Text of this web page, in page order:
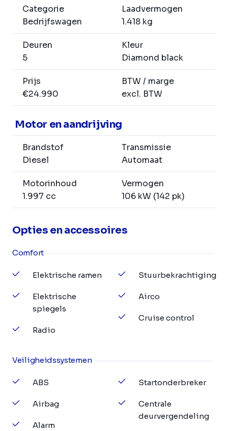
Categorie
Bedrijfswagen
Laadvermogen
1.418 kg
Deuren
5
Kleur
Diamond black
Prijs
€24.990
BTW / marge
excl. BTW
Motor en aandrijving
Brandstof
Diesel
Transmissie
Automaat
Motorinhoud
1.997 cc
Vermogen
106 kW (142 pk)
Opties en accessoires
Comfort
Elektrische ramen
Elektrische
spiegels
Radio
Stuurbekrachtiging
Airco
Cruise control
Veiligheidssystemen
ABS
Airbag
Alarm
Startonderbreker
Centrale
deurvergendeling